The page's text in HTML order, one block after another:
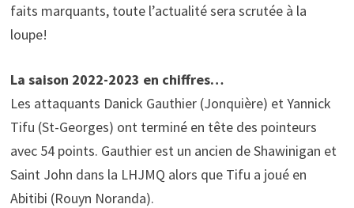
faits marquants, toute l’actualité sera scrutée à la
loupe!
La saison 2022-2023 en chiffres…
Les attaquants Danick Gauthier (Jonquière) et Yannick
Tifu (St-Georges) ont terminé en tête des pointeurs
avec 54 points. Gauthier est un ancien de Shawinigan et
Saint John dans la LHJMQ alors que Tifu a joué en
Abitibi (Rouyn Noranda).